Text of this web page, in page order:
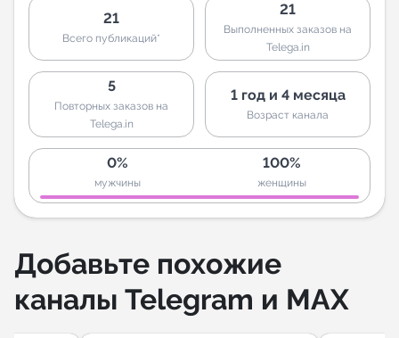
21
Всего публикаций*
21
Выполненных заказов на
Telega.in
5
Повторных заказов на
Telega.in
1 год и 4 месяца
Возраст канала
0%
мужчины
100%
женщины
Добавьте похожие
каналы Telegram и MAX